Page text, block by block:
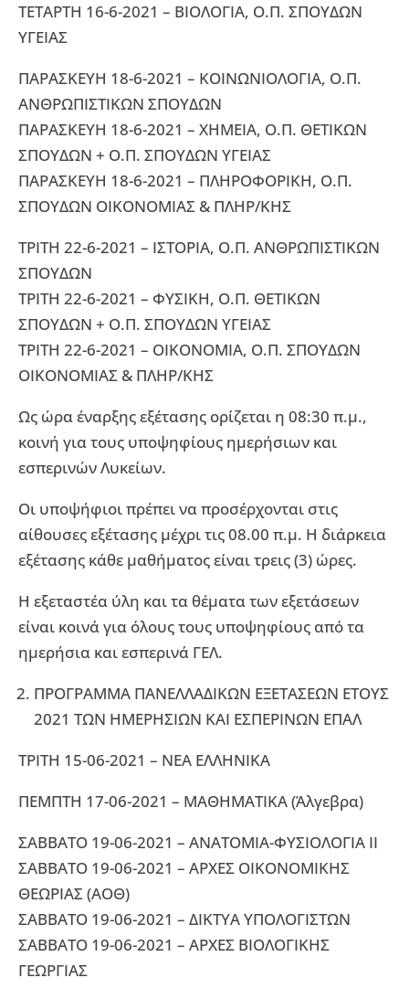
ΤΕΤΑΡΤΗ 16-6-2021 – ΒΙΟΛΟΓΙΑ, Ο.Π. ΣΠΟΥΔΩΝ
ΥΓΕΙΑΣ
ΠΑΡΑΣΚΕΥΗ 18-6-2021 – ΚΟΙΝΩΝΙΟΛΟΓΙΑ, Ο.Π.
ΑΝΘΡΩΠΙΣΤΙΚΩΝ ΣΠΟΥΔΩΝ
ΠΑΡΑΣΚΕΥΗ 18-6-2021 – ΧΗΜΕΙΑ, Ο.Π. ΘΕΤΙΚΩΝ
ΣΠΟΥΔΩΝ + Ο.Π. ΣΠΟΥΔΩΝ ΥΓΕΙΑΣ
ΠΑΡΑΣΚΕΥΗ 18-6-2021 – ΠΛΗΡΟΦΟΡΙΚΗ, Ο.Π.
ΣΠΟΥΔΩΝ ΟΙΚΟΝΟΜΙΑΣ & ΠΛΗΡ/ΚΗΣ
ΤΡΙΤΗ 22-6-2021 – ΙΣΤΟΡΙΑ, Ο.Π. ΑΝΘΡΩΠΙΣΤΙΚΩΝ
ΣΠΟΥΔΩΝ
ΤΡΙΤΗ 22-6-2021 – ΦΥΣΙΚΗ, Ο.Π. ΘΕΤΙΚΩΝ
ΣΠΟΥΔΩΝ + Ο.Π. ΣΠΟΥΔΩΝ ΥΓΕΙΑΣ
ΤΡΙΤΗ 22-6-2021 – ΟΙΚΟΝΟΜΙΑ, Ο.Π. ΣΠΟΥΔΩΝ
ΟΙΚΟΝΟΜΙΑΣ & ΠΛΗΡ/ΚΗΣ
Ως ώρα έναρξης εξέτασης ορίζεται η 08:30 π.μ.,
κοινή για τους υποψηφίους ημερήσιων και
εσπερινών Λυκείων.
Οι υποψήφιοι πρέπει να προσέρχονται στις
αίθουσες εξέτασης μέχρι τις 08.00 π.μ. Η διάρκεια
εξέτασης κάθε μαθήματος είναι τρεις (3) ώρες.
Η εξεταστέα ύλη και τα θέματα των εξετάσεων
είναι κοινά για όλους τους υποψηφίους από τα
ημερήσια και εσπερινά ΓΕΛ.
ΠΡΟΓΡΑΜΜΑ ΠΑΝΕΛΛΑΔΙΚΩΝ ΕΞΕΤΑΣΕΩΝ ΕΤΟΥΣ
2021 ΤΩΝ ΗΜΕΡΗΣΙΩΝ ΚΑΙ ΕΣΠΕΡΙΝΩΝ ΕΠΑΛ
ΤΡΙΤΗ 15-06-2021 – ΝΕΑ ΕΛΛΗΝΙΚΑ
ΠΕΜΠΤΗ 17-06-2021 – ΜΑΘΗΜΑΤΙΚΑ (Άλγεβρα)
ΣΑΒΒΑΤΟ 19-06-2021 – ΑΝΑΤΟΜΙΑ-ΦΥΣΙΟΛΟΓΙΑ IΙ
ΣΑΒΒΑΤΟ 19-06-2021 – ΑΡΧΕΣ ΟΙΚΟΝΟΜΙΚΗΣ
ΘΕΩΡΙΑΣ (ΑΟΘ)
ΣΑΒΒΑΤΟ 19-06-2021 – ΔΙΚΤΥΑ ΥΠΟΛΟΓΙΣΤΩΝ
ΣΑΒΒΑΤΟ 19-06-2021 – ΑΡΧΕΣ ΒΙΟΛΟΓΙΚΗΣ
ΓΕΩΡΓΙΑΣ